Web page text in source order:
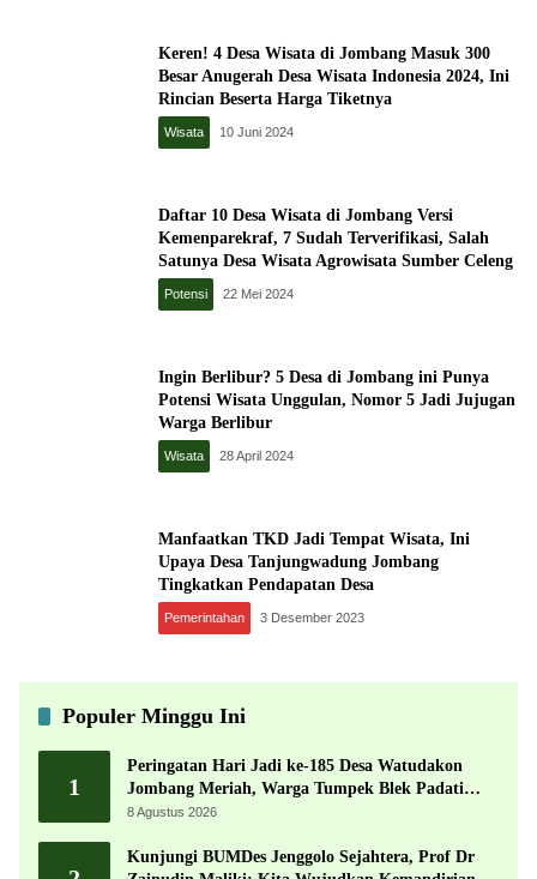
Keren! 4 Desa Wisata di Jombang Masuk 300
Besar Anugerah Desa Wisata Indonesia 2024, Ini
Rincian Beserta Harga Tiketnya
Wisata 10 Juni 2024
Daftar 10 Desa Wisata di Jombang Versi
Kemenparekraf, 7 Sudah Terverifikasi, Salah
Satunya Desa Wisata Agrowisata Sumber Celeng
Potensi 22 Mei 2024
Ingin Berlibur? 5 Desa di Jombang ini Punya
Potensi Wisata Unggulan, Nomor 5 Jadi Jujugan
Warga Berlibur
Wisata 28 April 2024
Manfaatkan TKD Jadi Tempat Wisata, Ini
Upaya Desa Tanjungwadung Jombang
Tingkatkan Pendapatan Desa
Pemerintahan 3 Desember 2023
Populer Minggu Ini
1
Peringatan Hari Jadi ke-185 Desa Watudakon
Jombang Meriah, Warga Tumpek Blek Padati
Karnaval Budaya
8 Agustus 2026
Kunjungi BUMDes Jenggolo Sejahtera, Prof Dr